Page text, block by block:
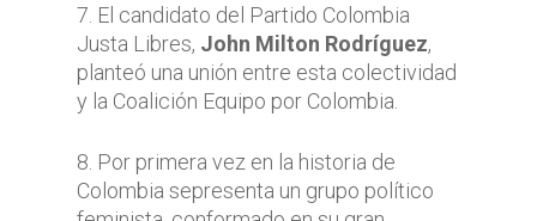
7. El candidato del Partido Colombia
Justa Libres, John Milton Rodríguez,
planteó una unión entre esta colectividad
y la Coalición Equipo por Colombia.
8. Por primera vez en la historia de
Colombia sepresenta un grupo político